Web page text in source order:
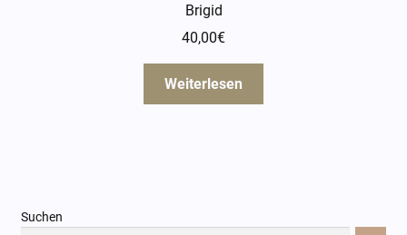
Brigid
40,00€
Weiterlesen
Suchen